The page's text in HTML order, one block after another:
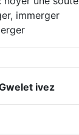
immerger
ivez